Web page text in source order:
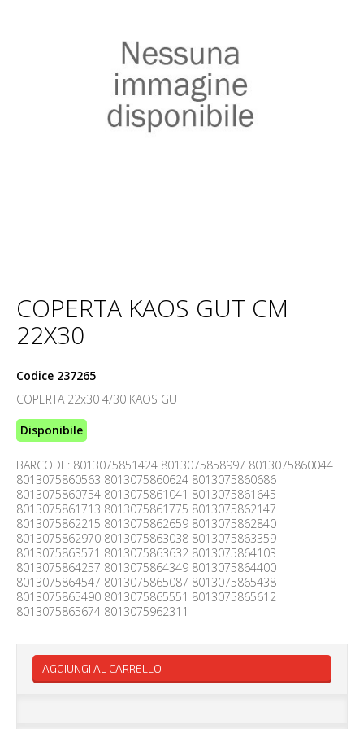
COPERTA KAOS GUT CM
22X30
Codice 237265
COPERTA 22x30 4/30 KAOS GUT
Disponibile
BARCODE: 8013075851424 8013075858997 8013075860044
8013075860563 8013075860624 8013075860686
8013075860754 8013075861041 8013075861645
8013075861713 8013075861775 8013075862147
8013075862215 8013075862659 8013075862840
8013075862970 8013075863038 8013075863359
8013075863571 8013075863632 8013075864103
8013075864257 8013075864349 8013075864400
8013075864547 8013075865087 8013075865438
8013075865490 8013075865551 8013075865612
8013075865674 8013075962311
AGGIUNGI AL CARRELLO